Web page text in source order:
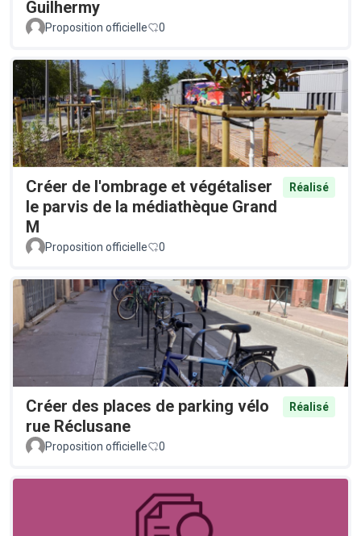
Guilhermy
Proposition officielle 0
Créer de l'ombrage et végétaliser
le parvis de la médiathèque Grand
M
Réalisé
Proposition officielle 0
Créer des places de parking vélo
rue Réclusane
Réalisé
Proposition officielle 0